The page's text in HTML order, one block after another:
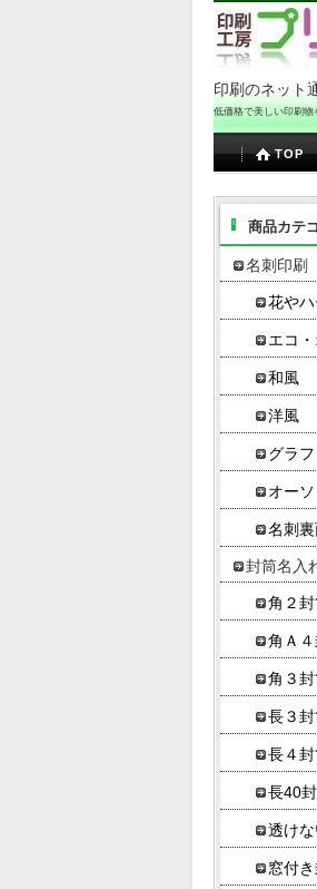
印刷のネット
低価格で美しい印刷物
TOP
商品カテ
名刺印刷
花やハ
エコ
和風
洋風
グラ
オー
名刺
封筒名入
角２
角Ａ
角３
長３
長４
長40
透け
窓付